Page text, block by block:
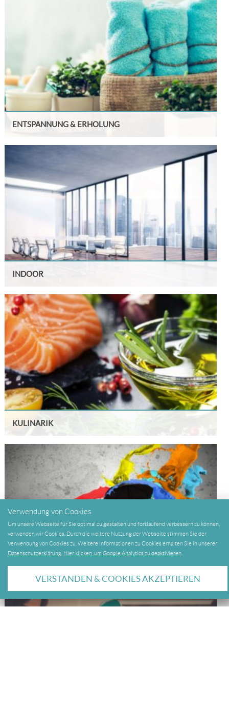
ENTSPANNUNG & ERHOLUNG
INDOOR
KULINARIK
Verwendung von Cookies
Um unsere Webseite für Sie optimal zu gestalten und fortlaufend verbessern zu können,
verwenden wir Cookies. Durch die weitere Nutzung der Webseite stimmen Sie der
Verwendung von Cookies zu. Weitere Informationen zu Cookies erhalten Sie in unserer
Datenschutzerklärung Hier klicken, um Google Analytics zu deaktivieren
VERSTANDEN & COOKIES AKZEPTIEREN